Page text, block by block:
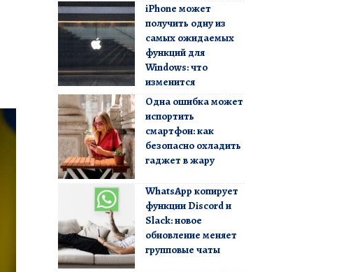
iPhone может
получить одну из
самых ожидаемых
функций для
Windows: что
изменится
Одна ошибка может
испортить
смартфон: как
безопасно охладить
гаджет в жару
WhatsApp копирует
функции Discord и
Slack: новое
обновление меняет
групповые чаты